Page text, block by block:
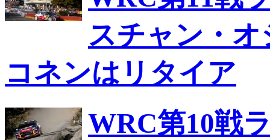
スチャン・
コネンはリタイア
WRC第10戦